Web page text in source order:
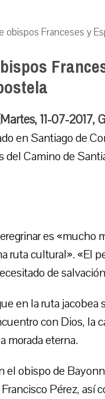
obispos Franceses y
11-07-2017,
en Santiago de
Camino de
es «mucho
ruta cultural». «El
de
en la ruta jacobea
con Dios, la
morada eterna.
el obispo de
Pérez, así